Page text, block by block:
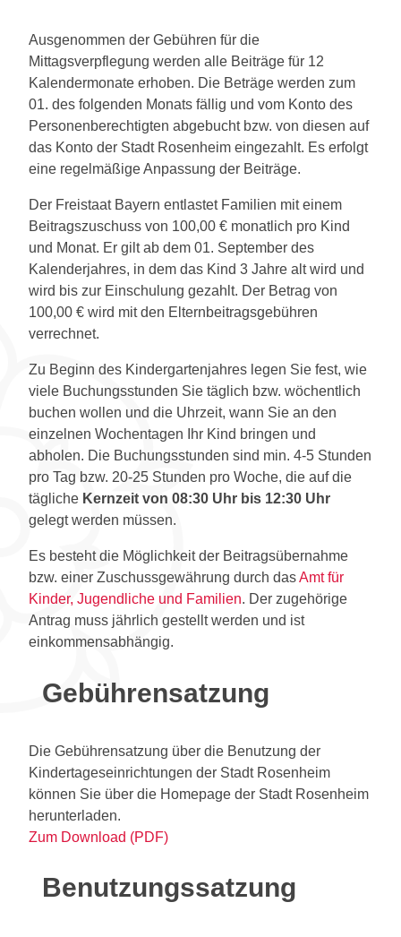
Ausgenommen der Gebühren für die
Mittagsverpflegung werden alle Beiträge für 12
Kalendermonate erhoben. Die Beträge werden zum
01. des folgenden Monats fällig und vom Konto des
Personenberechtigten abgebucht bzw. von diesen auf
das Konto der Stadt Rosenheim eingezahlt. Es erfolgt
eine regelmäßige Anpassung der Beiträge.
Der Freistaat Bayern entlastet Familien mit einem
Beitragszuschuss von 100,00 € monatlich pro Kind
und Monat. Er gilt ab dem 01. September des
Kalenderjahres, in dem das Kind 3 Jahre alt wird und
wird bis zur Einschulung gezahlt. Der Betrag von
100,00 € wird mit den Elternbeitragsgebühren
verrechnet.
Zu Beginn des Kindergartenjahres legen Sie fest, wie
viele Buchungsstunden Sie täglich bzw. wöchentlich
buchen wollen und die Uhrzeit, wann Sie an den
einzelnen Wochentagen Ihr Kind bringen und
abholen. Die Buchungsstunden sind min. 4-5 Stunden
pro Tag bzw. 20-25 Stunden pro Woche, die auf die
tägliche Kernzeit von 08:30 Uhr bis 12:30 Uhr
gelegt werden müssen.
Es besteht die Möglichkeit der Beitragsübernahme
bzw. einer Zuschussgewährung durch dasAmt für
Kinder, Jugendliche und Familien. Der zugehörige
Antrag muss jährlich gestellt werden und ist
einkommensabhängig.
Gebührensatzung
Die Gebührensatzung über die Benutzung der
Kindertageseinrichtungen der Stadt Rosenheim
können Sie über die Homepage der Stadt Rosenheim
herunterladen.
Zum Download (PDF)
Benutzungssatzung